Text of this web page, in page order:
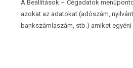
A Beállítások – Cégadatok
azokat az adatokat (adószám,
bankszámlaszám, stb.) amiket